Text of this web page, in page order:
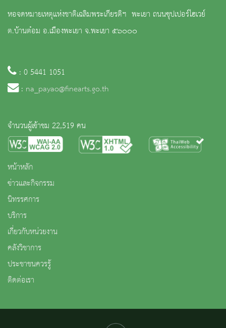
หอจดหมายเหตุแห่งชาติเฉลิมพระเกียรติฯ พะเยา ถนนซุปเปอร์ไฮเวย์
ต.บ้านต๋อม อ.เมืองพะเยา จ.พะเยา ๕๖๐๐๐
: 0 5441 1051
: na_payao@finearts.go.th
จำนวนผู้เข้าชม 22,519 คน
หน้าหลัก
ข่าวและกิจกรรม
นิทรรศการ
บริการ
เกี่ยวกับหน่วยงาน
คลังวิชาการ
ประชาชนควรรู้
ติดต่อเรา